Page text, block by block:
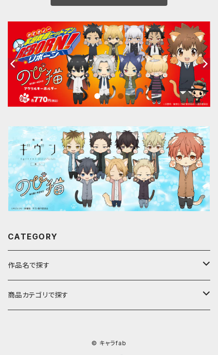
CATEGORY
作品名で探す
ア行
商品カテゴリで探す
© キャラfab